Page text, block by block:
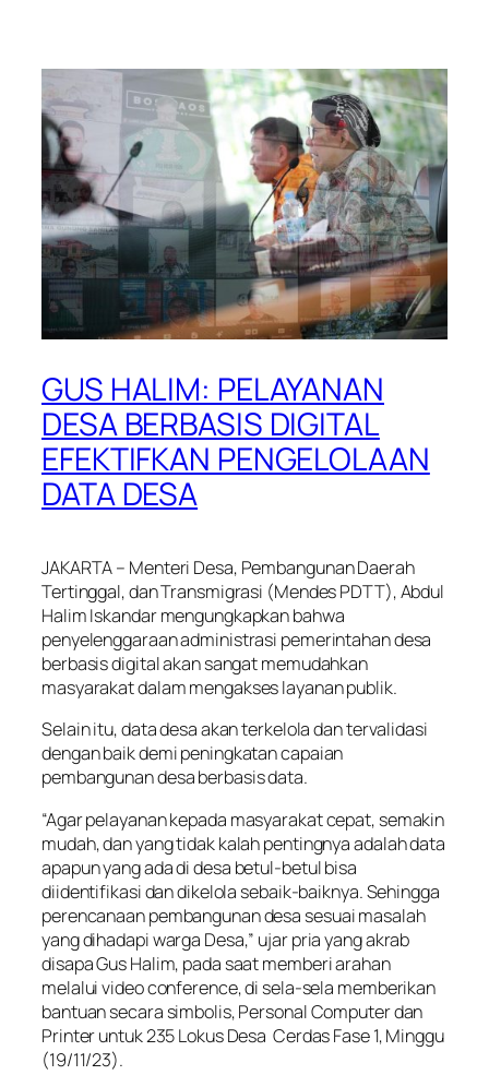
GUS HALIM: PELAYANAN
DESA BERBASIS DIGITAL
EFEKTIFKAN PENGELOLAAN
DATA DESA
JAKARTA – Menteri Desa, Pembangunan Daerah
Tertinggal, dan Transmigrasi (Mendes PDTT), Abdul
Halim Iskandar mengungkapkan bahwa
penyelenggaraan administrasi pemerintahan desa
berbasis digital akan sangat memudahkan
masyarakat dalam mengakses layanan publik.
Selain itu, data desa akan terkelola dan tervalidasi
dengan baik demi peningkatan capaian
pembangunan desa berbasis data.
“Agar pelayanan kepada masyarakat cepat, semakin
mudah, dan yang tidak kalah pentingnya adalah data
apapun yang ada di desa betul-betul bisa
diidentifikasi dan dikelola sebaik-baiknya. Sehingga
perencanaan pembangunan desa sesuai masalah
yang dihadapi warga Desa,” ujar pria yang akrab
disapa Gus Halim, pada saat memberi arahan
melalui video conference, di sela-sela memberikan
bantuan secara simbolis, Personal Computer dan
Printer untuk 235 Lokus Desa Cerdas Fase 1, Minggu
(19/11/23).